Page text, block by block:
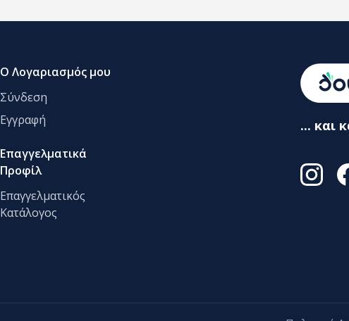
Ο Λογαριασμός μου
Σύνδεση
Εγγραφή
Επαγγελματικά
Προφίλ
Επαγγελματικός
Κατάλογος
... και